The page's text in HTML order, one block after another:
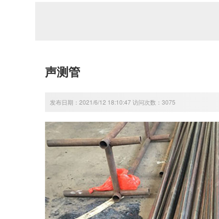
声测管
发布日期：2021/6/12 18:10:47 访问次数：3075